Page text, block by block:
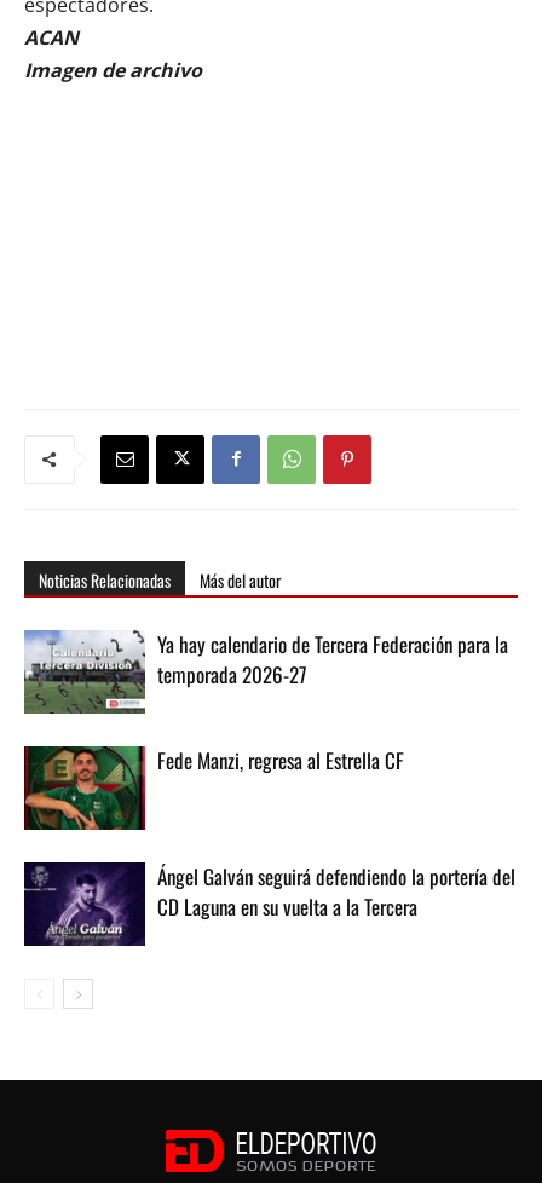
ACAN
Imagen de archivo
Noticias Relacionadas Más del autor
Ya hay calendario de Tercera Federación para la
temporada 2026-27
Fede Manzi, regresa al Estrella CF
Ángel Galván seguirá defendiendo la portería del
CD Laguna en su vuelta a la Tercera